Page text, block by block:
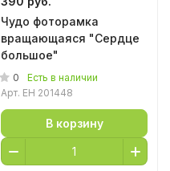
Чудо фоторамка
вращающаяся "Сердце
большое"
0
Есть в наличии
Арт. EH 201448
В корзину